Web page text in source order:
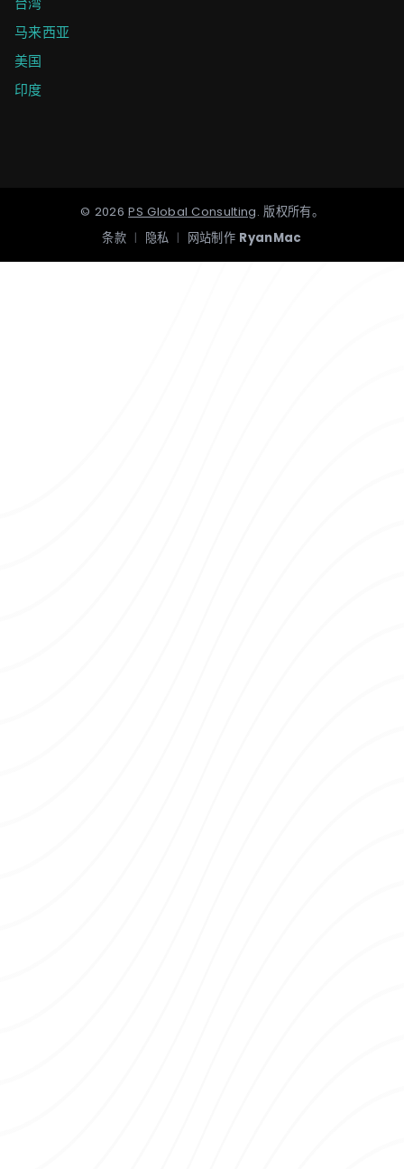
马来西亚
美国
印度
© 2026 PS Global Consulting.版权所有。
条款 | 隐私 | 网站制作 RyanMac